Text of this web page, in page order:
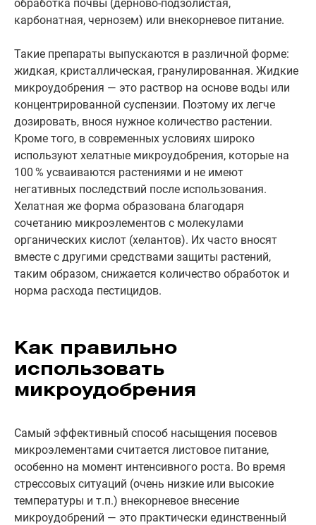
обработка почвы (дерново-подзолистая,
карбонатная, чернозем) или внекорневое питание.
Такие препараты выпускаются в различной форме:
жидкая, кристаллическая, гранулированная. Жидкие
микроудобрения — это раствор на основе воды или
концентрированной суспензии. Поэтому их легче
дозировать, внося нужное количество растении.
Кроме того, в современных условиях широко
используют хелатные микроудобрения, которые на
100 % усваиваются растениями и не имеют
негативных последствий после использования.
Хелатная же форма образована благодаря
сочетанию микроэлементов с молекулами
органических кислот (хелантов). Их часто вносят
вместе с другими средствами защиты растений,
таким образом, снижается количество обработок и
норма расхода пестицидов.
Как правильно
использовать
микроудобрения
Самый эффективный способ насыщения посевов
микроэлементами считается листовое питание,
особенно на момент интенсивного роста. Во время
стрессовых ситуаций (очень низкие или высокие
температуры и т.п.) внекорневое внесение
микроудобрений — это практически единственный